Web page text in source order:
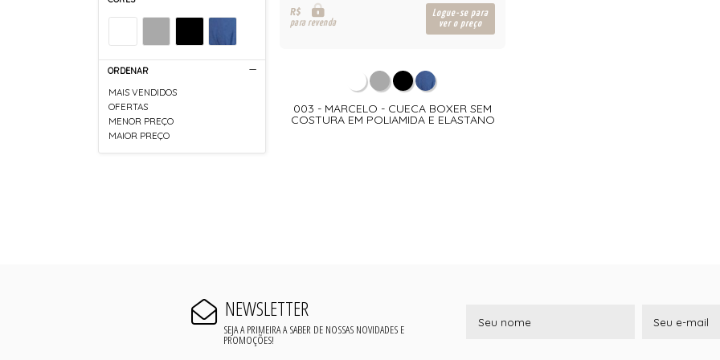
ORDENAR
MAIS VENDIDOS
OFERTAS
MENOR PREÇO
MAIOR PREÇO
R$
para revenda
Logue-se para
ver o preço
003 - MARCELO - CUECA BOXER SEM
COSTURA EM POLIAMIDA E ELASTANO
NEWSLETTER
SEJA A PRIMEIRA A SABER DE NOSSAS NOVIDADES E
PROMOÇÕES!